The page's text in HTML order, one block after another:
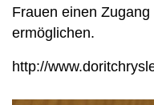
Frauen einen
ermöglichen.
http://